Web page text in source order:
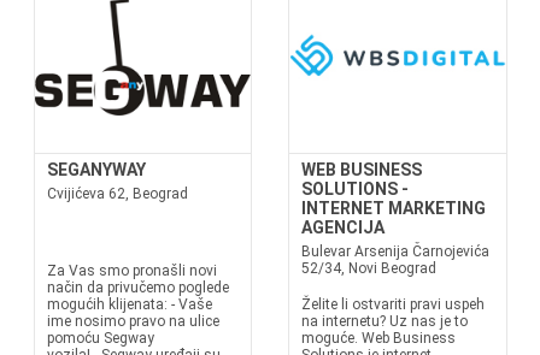
SEGANYWAY
Cvijićeva 62, Beograd
Za Vas smo pronašli novi
način da privučemo poglede
mogućih klijenata: - Vaše
ime nosimo pravo na ulice
pomoću Segway
WEB BUSINESS
SOLUTIONS -
INTERNET MARKETING
AGENCIJA
Bulevar Arsenija Čarnojevića
52/34, Novi Beograd
Želite li ostvariti pravi uspeh
na internetu? Uz nas je to
moguće. Web Business